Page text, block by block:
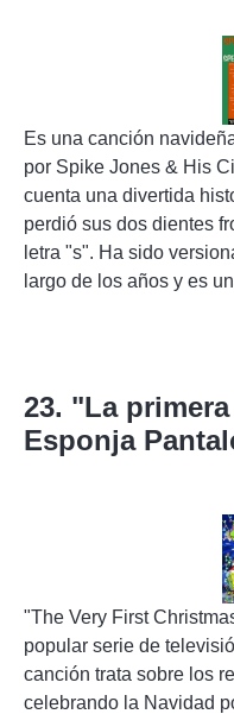
Es una canción
por Spike Jones & His
cuenta una divertida
perdió sus dos dientes
letra "s". Ha sido
largo de los años y es
23. "La
Esponja
"The Very First
popular serie de
canción trata sobre los
celebrando la Navidad